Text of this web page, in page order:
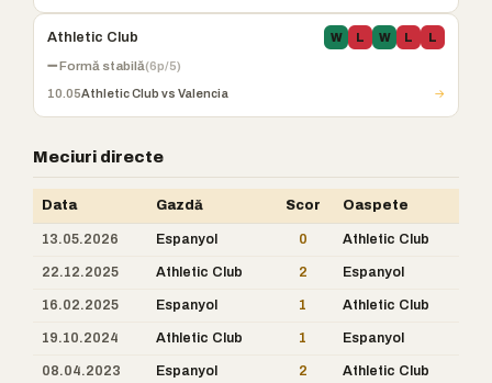
Athletic Club W L W L L
➖ Formă stabilă(6p/5)
10.05Athletic Club vs Valencia →
Meciuri directe
Data Gazdă Scor Oaspete
13.05.2026 Espanyol 0 Athletic Club
22.12.2025 Athletic Club 2 Espanyol
16.02.2025 Espanyol 1 Athletic Club
19.10.2024 Athletic Club 1 Espanyol
08.04.2023 Espanyol 2 Athletic Club